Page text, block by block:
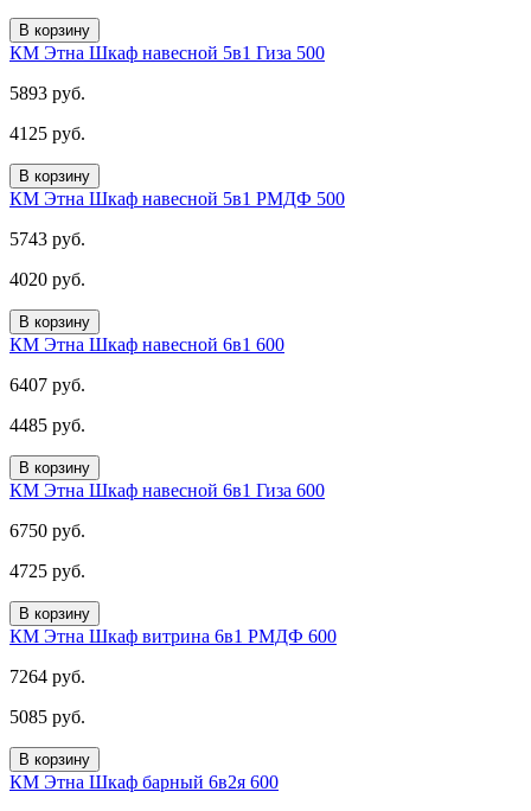
В корзину
КМ Этна Шкаф навесной 5в1 Гиза 500
5893 руб.
4125 руб.
В корзину
КМ Этна Шкаф навесной 5в1 РМДФ 500
5743 руб.
4020 руб.
В корзину
КМ Этна Шкаф навесной 6в1 600
6407 руб.
4485 руб.
В корзину
КМ Этна Шкаф навесной 6в1 Гиза 600
6750 руб.
4725 руб.
В корзину
КМ Этна Шкаф витрина 6в1 РМДФ 600
7264 руб.
5085 руб.
В корзину
КМ Этна Шкаф барный 6в2я 600